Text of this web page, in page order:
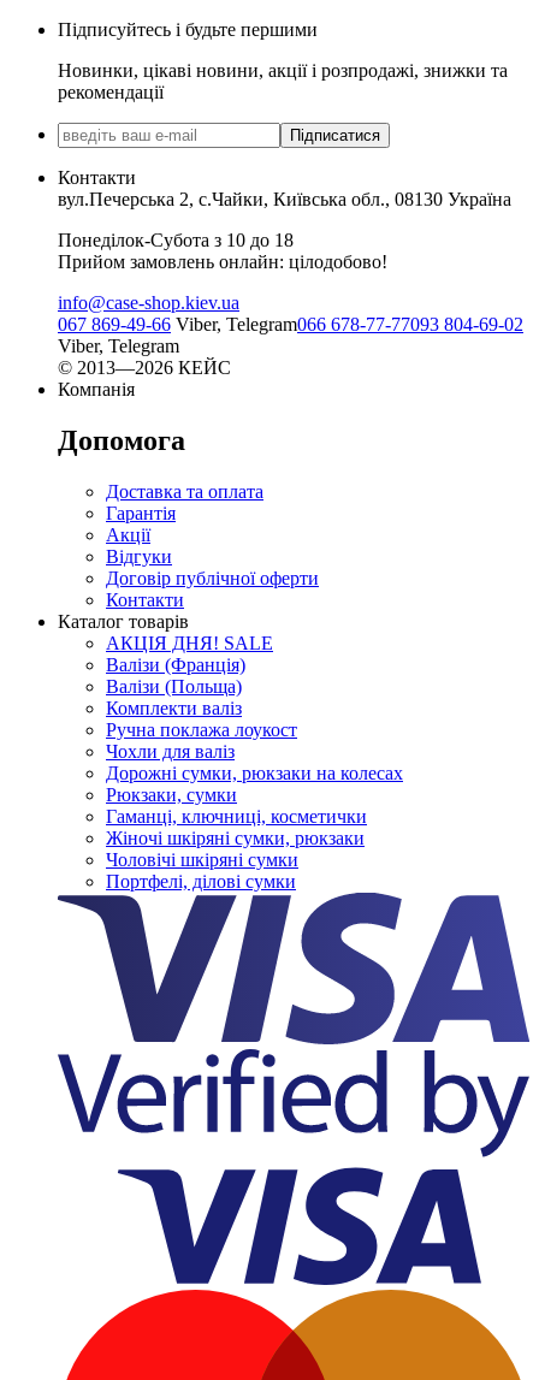
Підписуйтесь і будьте першими
Новинки, цікаві новини, акції і розпродажі, знижки та
рекомендації
Підписатися
Контакти
вул.Печерська 2, с.Чайки, Київська обл., 08130 Україна
Понеділок-Субота з 10 до 18
Прийом замовлень онлайн: цілодобово!
info@case-shop.kiev.ua
067 869-49-66 Viber, Telegram066 678-77-77093 804-69-02
Viber, Telegram
© 2013—2026 КЕЙС
Компанія
Допомога
Доставка та оплата
Гарантія
Акції
Відгуки
Договір публічної оферти
Контакти
Каталог товарів
АКЦІЯ ДНЯ! SALE
Валізи (Франція)
Валізи (Польща)
Комплекти валіз
Ручна поклажа лоукост
Чохли для валіз
Дорожні сумки, рюкзаки на колесах
Рюкзаки, сумки
Гаманці, ключниці, косметички
Жіночі шкіряні сумки, рюкзаки
Чоловічі шкіряні сумки
Портфелі, ділові сумки